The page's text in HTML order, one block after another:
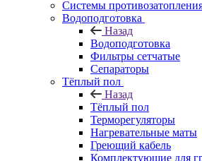
Системы
Водоподготовка
Назад
Водоподготовка
Фильтры сетчатые
Сепараторы
Тёплый пол
Назад
Тёплый пол
Терморегуляторы
Нагревательные маты
Греющий кабель
Комплектующие для